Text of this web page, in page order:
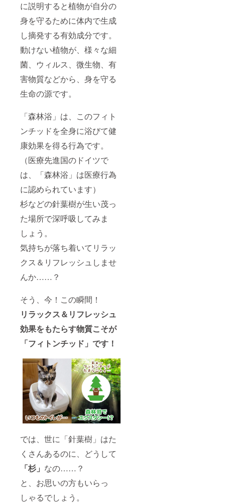
に説明すると植物が自分の
身を守るために体内で生成
し摘発する有効成分です。
動けない植物が、様々な細
菌、ウィルス、微生物、有
害物質などから、身を守る
生命の源です。
「森林浴」は、このフィト
ンチッドを全身に浴びて健
康効果を得る行為です。
（医療先進国のドイツで
は、「森林浴」は医療行為
に認められています）
杉などの針葉樹が生い茂っ
た場所で深呼吸してみま
しょう。
気持ちが落ち着いてリラッ
クス＆リフレッシュしませ
んか……？
そう、今！この瞬間！
リラックス＆リフレッシュ
効果をもたらす物質こそが
「フィトンチッド」です！
では、世に「針葉樹」はた
くさんあるのに、どうして
「杉」 なの……？
と、お思いの方もいらっ
しゃるでしょう。